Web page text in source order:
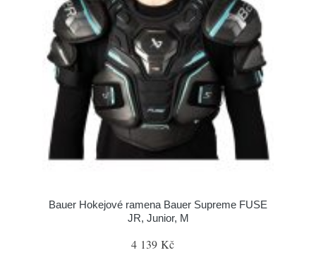
Bauer Hokejové ramena Bauer Supreme FUSE
JR, Junior, M
4 139 Kč